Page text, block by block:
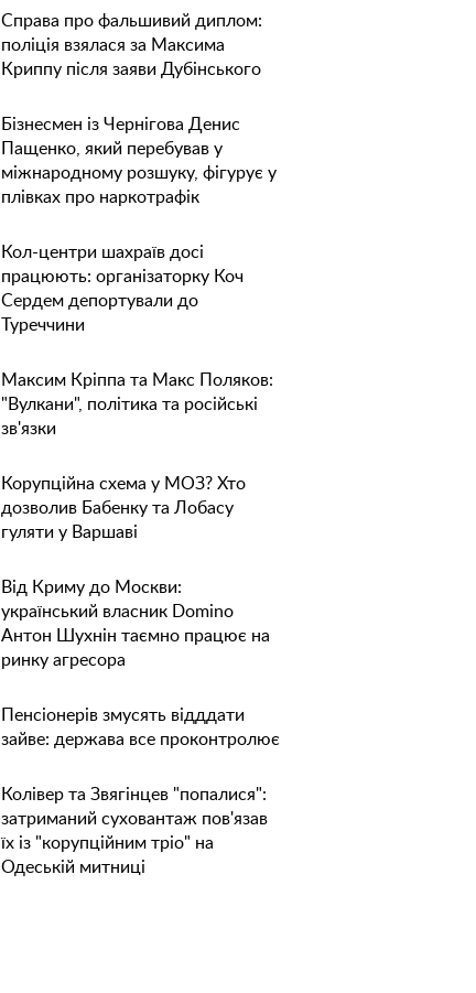
Справа про фальшивий диплом:
поліція взялася за Максима
Криппу після заяви Дубінського
Бізнесмен із Чернігова Денис
Пащенко, який перебував у
міжнародному розшуку, фігурує у
плівках про наркотрафік
Кол-центри шахраїв досі
працюють: організаторку Коч
Сердем депортували до
Туреччини
Максим Кріппа та Макс Поляков:
"Вулкани", політика та російські
зв'язки
Корупційна схема у МОЗ? Хто
дозволив Бабенку та Лобасу
гуляти у Варшаві
Від Криму до Москви:
український власник Domino
Антон Шухнін таємно працює на
ринку агресора
Пенсіонерів змусять відддати
зайве: держава все проконтролює
Колівер та Звягінцев "попалися":
затриманий суховантаж пов'язав
їх із "корупційним тріо" на
Одеській митниці